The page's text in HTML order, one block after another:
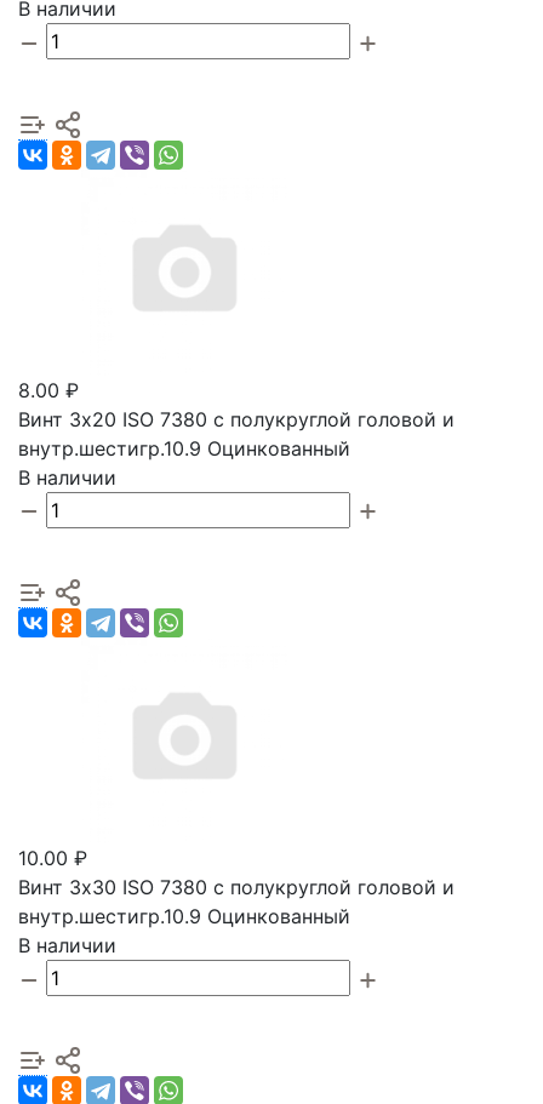
В наличии
8.00 ₽
Винт 3х20 ISO 7380 с полукруглой головой и
внутр.шестигр.10.9 Оцинкованный
В наличии
10.00 ₽
Винт 3х30 ISO 7380 с полукруглой головой и
внутр.шестигр.10.9 Оцинкованный
В наличии